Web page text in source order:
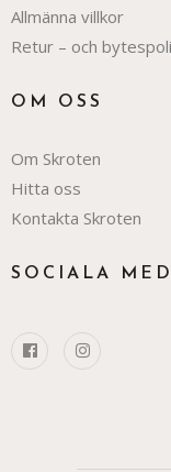
Allmänna villkor
Retur – och
OM OSS
Om Skroten
Hitta oss
Kontakta Skroten
SOCIALA